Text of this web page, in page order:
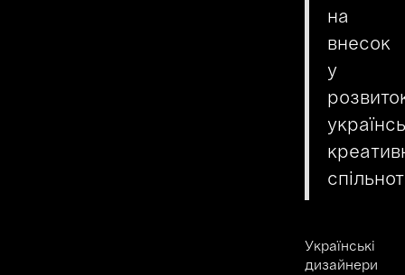
на
внесок
у
Українські
дизайнери